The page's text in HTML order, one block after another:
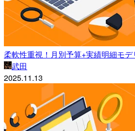
柔軟性重視！月別予算+実績明細モデ
武田
2025.11.13